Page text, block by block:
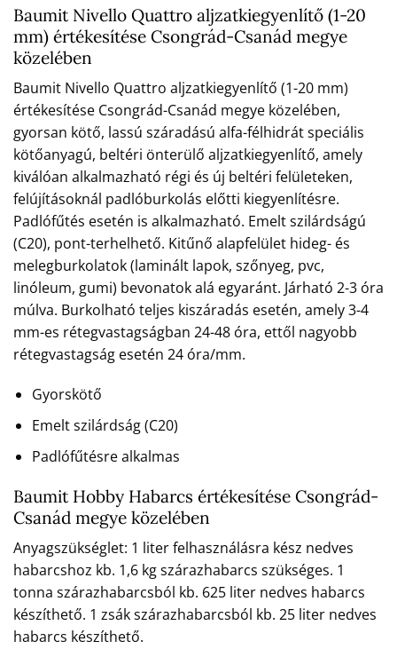
Baumit Nivello Quattro aljzatkiegyenlítő (1-20
mm) értékesítése Csongrád-Csanád megye
közelében
Baumit Nivello Quattro aljzatkiegyenlítő (1-20 mm)
értékesítése Csongrád-Csanád megye közelében,
gyorsan kötő, lassú száradású alfa-félhidrát speciális
kötőanyagú, beltéri önterülő aljzatkiegyenlítő, amely
kiválóan alkalmazható régi és új beltéri felületeken,
felújításoknál padlóburkolás előtti kiegyenlítésre.
Padlófűtés esetén is alkalmazható. Emelt szilárdságú
(C20), pont-terhelhető. Kitűnő alapfelület hideg- és
melegburkolatok (laminált lapok, szőnyeg, pvc,
linóleum, gumi) bevonatok alá egyaránt. Járható 2-3 óra
múlva. Burkolható teljes kiszáradás esetén, amely 3-4
mm-es rétegvastagságban 24-48 óra, ettől nagyobb
rétegvastagság esetén 24 óra/mm.
Gyorskötő
Emelt szilárdság (C20)
Padlófűtésre alkalmas
Baumit Hobby Habarcs értékesítése Csongrád-
Csanád megye közelében
Anyagszükséglet: 1 liter felhasználásra kész nedves
habarcshoz kb. 1,6 kg szárazhabarcs szükséges. 1
tonna szárazhabarcsból kb. 625 liter nedves habarcs
készíthető. 1 zsák szárazhabarcsból kb. 25 liter nedves
habarcs készíthető.